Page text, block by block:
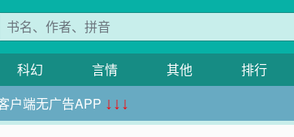
科幻 言情 其他 排行
户端无广告APP ↓↓↓